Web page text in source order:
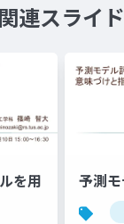
関連スライド
を用
予測